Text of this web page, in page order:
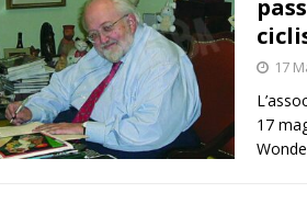
[ 6 Agosto 2026 ]
Vezza
rotonda: giovane in
17
17